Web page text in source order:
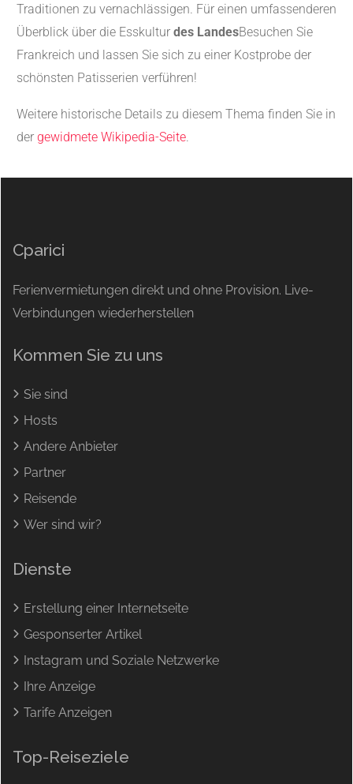
Traditionen zu vernachlässigen. Für einen umfassenderen
Überblick über die Esskultur des LandesBesuchen Sie
Frankreich und lassen Sie sich zu einer Kostprobe der
schönsten Patisserien verführen!
Weitere historische Details zu diesem Thema finden Sie in
der gewidmete Wikipedia-Seite
Cparici
Ferienvermietungen direkt und ohne Provision. Live-
Verbindungen wiederherstellen
Kommen Sie zu uns
Sie sind
Hosts
Andere Anbieter
Partner
Reisende
Wer sind wir?
Dienste
Erstellung einer Internetseite
Gesponserter Artikel
Instagram und Soziale Netzwerke
Ihre Anzeige
Tarife Anzeigen
Top-Reiseziele